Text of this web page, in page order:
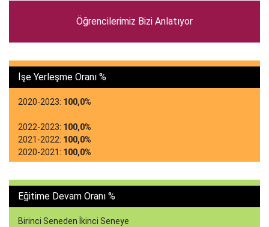
Öğrencilerimiz Bizi Anlatıyor
İşe Yerleşme Oranı %
2020-2023: 100,0%
2022-2023: 100,0%
2021-2022: 100,0%
2020-2021: 100,0%
Eğitime Devam Oranı %
Birinci Seneden İkinci Seneye